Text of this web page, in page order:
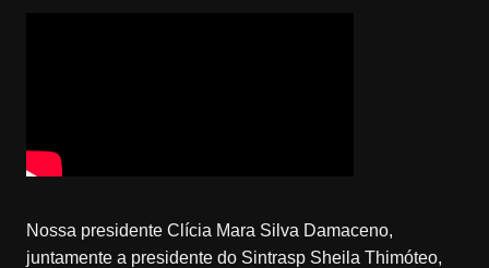
Nossa presidente Clícia Mara Silva Damaceno,
juntamente a presidente do Sintrasp Sheila Thimóteo,